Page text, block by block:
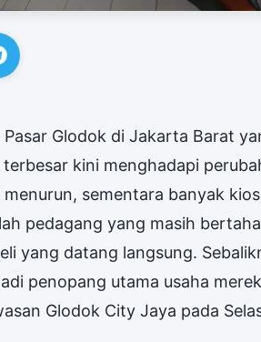
Pasar Glodok di Jakarta Barat
kini menghadapi
sementara banyak
pedagang yang masih
yang datang langsung.
penopang utama usaha
Glodok City Jaya pada